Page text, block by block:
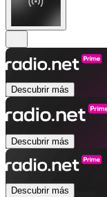
Descubrir más
Descubrir más
Descubrir más